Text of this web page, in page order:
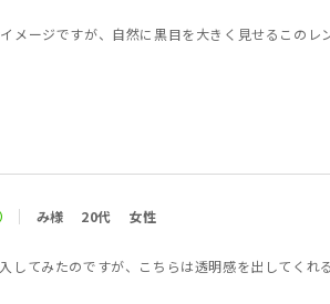
メージですが、自然に黒目を大きく見せるこのレ
み様 20代 女性
してみたのですが、こちらは透明感を出してく